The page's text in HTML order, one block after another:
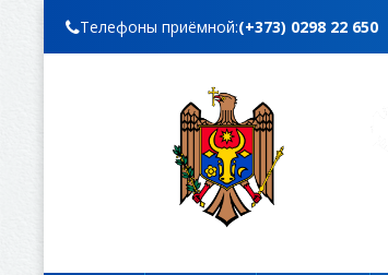
Телефоны приёмной:(+373) 0298 22 650